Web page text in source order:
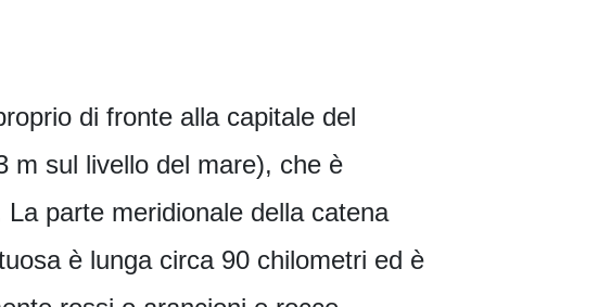
di fronte alla capitale del
m sul livello del mare), che è
parte meridionale della catena
è lunga circa 90 chilometri ed è